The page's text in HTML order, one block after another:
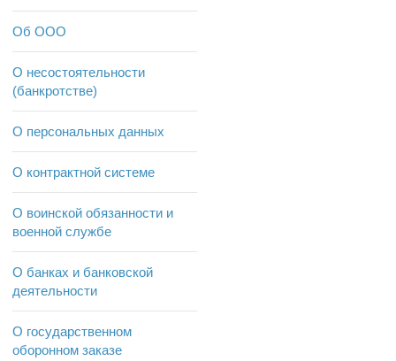
Об ООО
О несостоятельности
(банкротстве)
О персональных данных
О контрактной системе
О воинской обязанности и
военной службе
О банках и банковской
деятельности
О государственном
оборонном заказе